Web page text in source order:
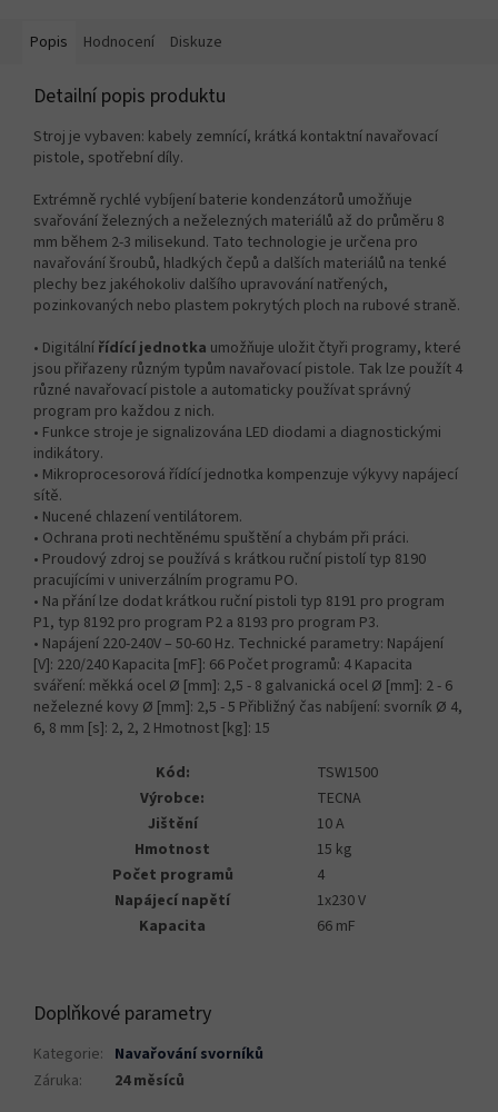
Popis Hodnocení Diskuze
Detailní popis produktu
Stroj je vybaven: kabely zemnící, krátká kontaktní navařovací
pistole, spotřební díly.
Extrémně rychlé vybíjení baterie kondenzátorů umožňuje
svařování železných a neželezných materiálů až do průměru 8
mm během 2-3 milisekund. Tato technologie je určena pro
navařování šroubů, hladkých čepů a dalších materiálů na tenké
plechy bez jakéhokoliv dalšího upravování natřených,
pozinkovaných nebo plastem pokrytých ploch na rubové straně.
• Digitální řídící jednotka umožňuje uložit čtyři programy, které
jsou přiřazeny různým typům navařovací pistole. Tak lze použít 4
různé navařovací pistole a automaticky používat správný
program pro každou z nich.
• Funkce stroje je signalizována LED diodami a diagnostickými
indikátory.
• Mikroprocesorová řídící jednotka kompenzuje výkyvy napájecí
sítě.
• Nucené chlazení ventilátorem.
• Ochrana proti nechtěnému spuštění a chybám při práci.
• Proudový zdroj se používá s krátkou ruční pistolí typ 8190
pracujícími v univerzálním programu PO.
• Na přání lze dodat krátkou ruční pistoli typ 8191 pro program
P1, typ 8192 pro program P2 a 8193 pro program P3.
• Napájení 220-240V – 50-60 Hz. Technické parametry: Napájení
[V]: 220/240 Kapacita [mF]: 66 Počet programů: 4 Kapacita
sváření: měkká ocel Ø [mm]: 2,5 - 8 galvanická ocel Ø [mm]: 2 - 6
neželezné kovy Ø [mm]: 2,5 - 5 Přibližný čas nabíjení: svorník Ø 4,
6, 8 mm [s]: 2, 2, 2 Hmotnost [kg]: 15
Kód:
TSW1500
Výrobce:
TECNA
Jištění
10 A
Hmotnost
15 kg
Počet programů
4
Napájecí napětí
1x230 V
Kapacita
66 mF
Doplňkové parametry
Kategorie: Navařování svorníků
Záruka: 24 měsíců